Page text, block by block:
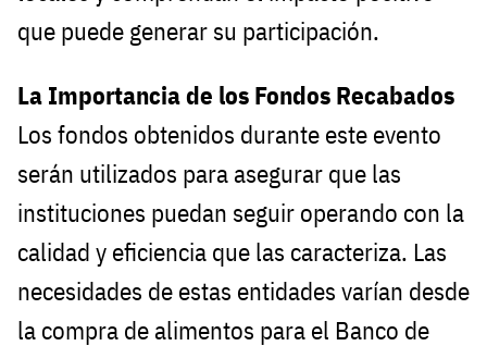
que puede generar su participación.
La Importancia de los Fondos Recabados
Los fondos obtenidos durante este evento
serán utilizados para asegurar que las
instituciones puedan seguir operando con la
calidad y eficiencia que las caracteriza. Las
necesidades de estas entidades varían desde
la compra de alimentos para el Banco de